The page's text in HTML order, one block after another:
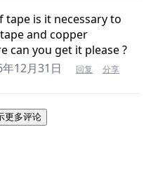
tape is it necessary to
and copper
can you get it please ?
12月31日 回复 分享
更多评论